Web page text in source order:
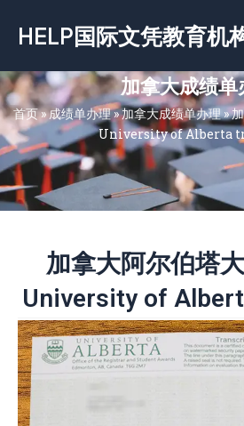
容
HELP国际文凭教育机
加拿大成绩单
首页»成绩单办理»加拿大成绩单办理»
University of Alberta
加拿大阿尔伯塔
University of